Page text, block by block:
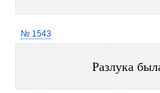
№ 1543
Разлука